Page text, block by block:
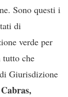
Sono questi i
di
verde per
tutto che
Giurisdizione